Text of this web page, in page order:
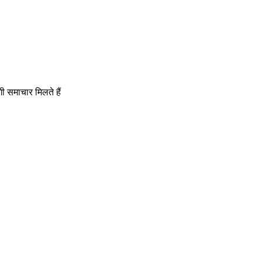
समाचार मिलते हैं